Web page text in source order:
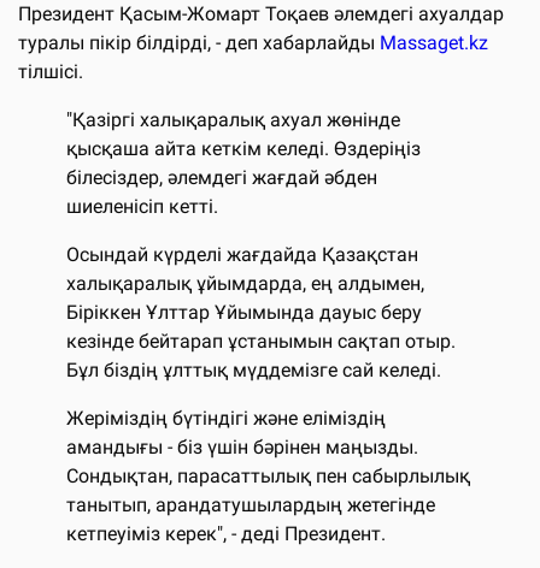
Президент Қасым-Жомарт Тоқаев әлемдегі ахуалдар
туралы пікір білдірді, - деп хабарлайды Massaget.kz
тілшісі.
"Қазіргі халықаралық ахуал жөнінде
қысқаша айта кеткім келеді. Өздеріңіз
білесіздер, әлемдегі жағдай әбден
шиеленісіп кетті.
Осындай күрделі жағдайда Қазақстан
халықаралық ұйымдарда, ең алдымен,
Біріккен Ұлттар Ұйымында дауыс беру
кезінде бейтарап ұстанымын сақтап отыр.
Бұл біздің ұлттық мүддемізге сай келеді.
Жеріміздің бүтіндігі және еліміздің
амандығы - біз үшін бәрінен маңызды.
Сондықтан, парасаттылық пен сабырлылық
танытып, арандатушылардың жетегінде
кетпеуіміз керек", - деді Президент.